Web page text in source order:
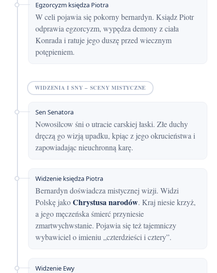
Egzorcyzm księdza Piotra
W celi pojawia się pokorny bernardyn. Ksiądz Piotr
odprawia egzorcyzm, wypędza demony z ciała
Konrada i ratuje jego duszę przed wiecznym
potępieniem.
WIDZENIA I SNY – SCENY MISTYCZNE
Sen Senatora
Nowosilcow śni o utracie carskiej łaski. Złe duchy
dręczą go wizją upadku, kpiąc z jego okrucieństwa i
zapowiadając nieuchronną karę.
Widzenie księdza Piotra
Bernardyn doświadcza mistycznej wizji. Widzi
Polskę jakoChrystusa narodów. Kraj niesie krzyż,
a jego męczeńska śmierć przyniesie
zmartwychwstanie. Pojawia się też tajemniczy
wybawiciel o imieniu „czterdzieści i cztery”.
Widzenie Ewy